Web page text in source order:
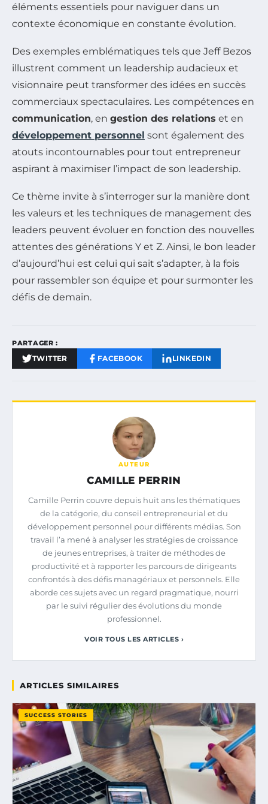
éléments essentiels pour naviguer dans un
contexte économique en constante évolution.
Des exemples emblématiques tels que Jeff Bezos
illustrent comment un leadership audacieux et
visionnaire peut transformer des idées en succès
commerciaux spectaculaires. Les compétences en
communication, en gestion des relations et en
développement personnel sont également des
atouts incontournables pour tout entrepreneur
aspirant à maximiser l’impact de son leadership.
Ce thème invite à s’interroger sur la manière dont
les valeurs et les techniques de management des
leaders peuvent évoluer en fonction des nouvelles
attentes des générations Y et Z. Ainsi, le bon leader
d’aujourd’hui est celui qui sait s’adapter, à la fois
pour rassembler son équipe et pour surmonter les
défis de demain.
PARTAGER :
TWITTER FACEBOOK LINKEDIN
AUTEUR
CAMILLE PERRIN
Camille Perrin couvre depuis huit ans les thématiques
de la catégorie, du conseil entrepreneurial et du
développement personnel pour différents médias. Son
travail l’a mené à analyser les stratégies de croissance
de jeunes entreprises, à traiter de méthodes de
productivité et à rapporter les parcours de dirigeants
confrontés à des défis managériaux et personnels. Elle
aborde ces sujets avec un regard pragmatique, nourri
par le suivi régulier des évolutions du monde
professionnel.
VOIR TOUS LES ARTICLES ›
ARTICLES SIMILAIRES
SUCCESS STORIES